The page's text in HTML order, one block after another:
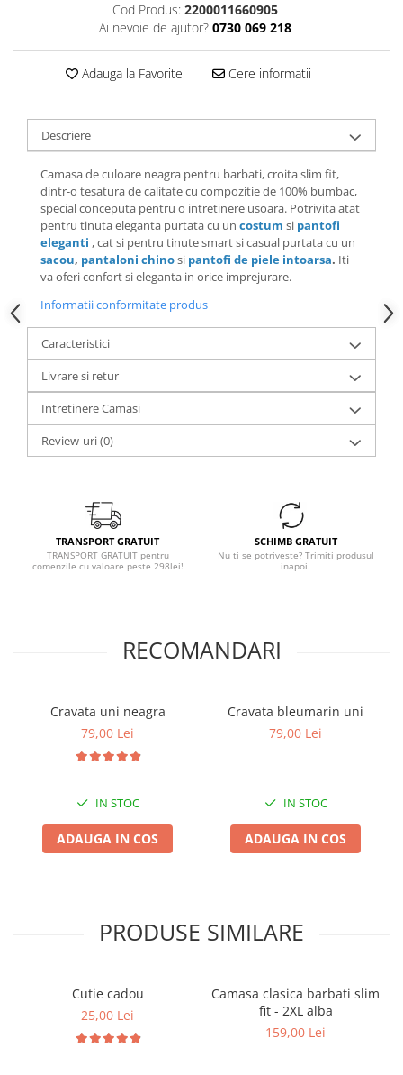
Cod Produs: 2200011660905
Ai nevoie de ajutor? 0730 069 218
Adauga la Favorite Cere informatii
Descriere
Camasa de culoare neagra pentru barbati, croita slim fit,
dintr-o tesatura de calitate cu compozitie de 100% bumbac,
special conceputa pentru o intretinere usoara. Potrivita atat
pentru tinuta eleganta purtata cu un costum si pantofi
eleganti , cat si pentru tinute smart si casual purtata cu un
sacou, pantaloni chinosi pantofi de piele intoarsa. Iti
va oferi confort si eleganta in orice imprejurare.
Informatii conformitate produs
Caracteristici
Livrare si retur
Intretinere Camasi
Review-uri(0)
TRANSPORT GRATUIT
TRANSPORT GRATUIT pentru
comenzile cu valoare peste 298lei!
SCHIMB GRATUIT
Nu ti se potriveste? Trimiti produsul
inapoi.
RECOMANDARI
Cravata uni neagra
79,00 Lei
IN STOC
ADAUGA IN COS
Cravata bleumarin uni
79,00 Lei
IN STOC
ADAUGA IN COS
PRODUSE SIMILARE
Cutie cadou
25,00 Lei
Camasa clasica barbati slim
fit - 2XL alba
159,00 Lei